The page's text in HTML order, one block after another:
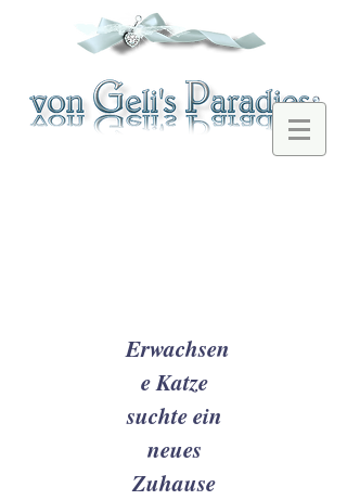
Erwachsen
e Katze
suchte ein
neues
Zuhause